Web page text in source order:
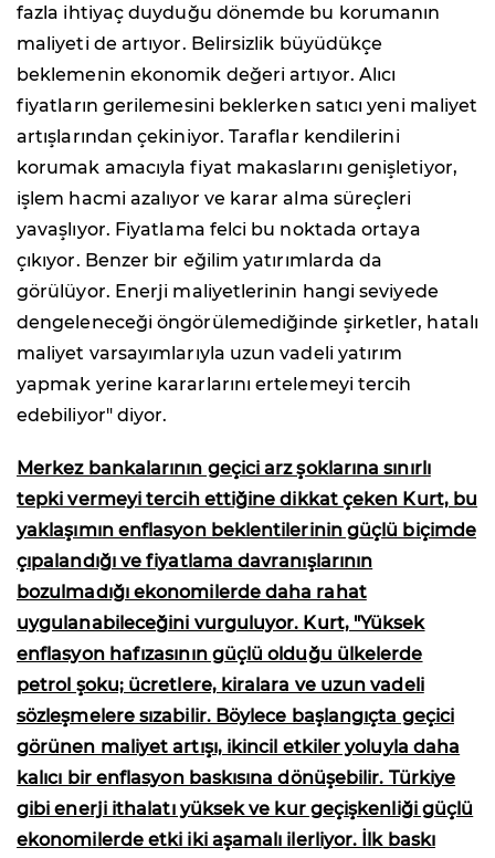
fazla ihtiyaç duyduğu dönemde bu korumanın
maliyeti de artıyor. Belirsizlik büyüdükçe
beklemenin ekonomik değeri artıyor. Alıcı
fiyatların gerilemesini beklerken satıcı yeni maliyet
artışlarından çekiniyor. Taraflar kendilerini
korumak amacıyla fiyat makaslarını genişletiyor,
işlem hacmi azalıyor ve karar alma süreçleri
yavaşlıyor. Fiyatlama felci bu noktada ortaya
çıkıyor. Benzer bir eğilim yatırımlarda da
görülüyor. Enerji maliyetlerinin hangi seviyede
dengeleneceği öngörülemediğinde şirketler, hatalı
maliyet varsayımlarıyla uzun vadeli yatırım
yapmak yerine kararlarını ertelemeyi tercih
edebiliyor" diyor.
Merkez bankalarının geçici arz şoklarına sınırlı
tepki vermeyi tercih ettiğine dikkat çeken Kurt, bu
yaklaşımın enflasyon beklentilerinin güçlü biçimde
çıpalandığı ve fiyatlama davranışlarının
bozulmadığı ekonomilerde daha rahat
uygulanabileceğini vurguluyor. Kurt, "Yüksek
enflasyon hafızasının güçlü olduğu ülkelerde
petrol şoku; ücretlere, kiralara ve uzun vadeli
sözleşmelere sızabilir. Böylece başlangıçta geçici
görünen maliyet artışı, ikincil etkiler yoluyla daha
kalıcı bir enflasyon baskısına dönüşebilir. Türkiye
gibi enerji ithalatı yüksek ve kur geçişkenliği güçlü
ekonomilerde etki iki aşamalı ilerliyor. İlk baskı